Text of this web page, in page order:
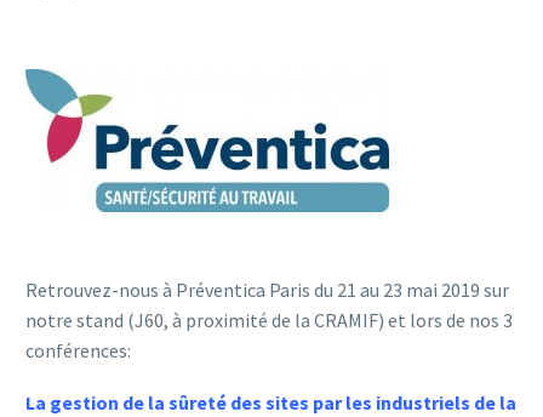
Retrouvez-nous à Préventica Paris du 21 au 23 mai 2019 sur
notre stand (J60, à proximité de la CRAMIF) et lors de nos 3
conférences:
La gestion de la sûreté des sites par les industriels de la